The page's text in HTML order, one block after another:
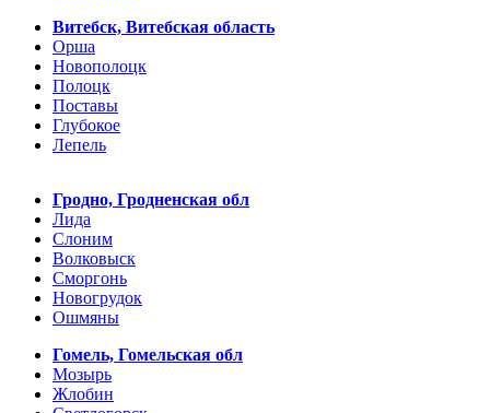
Витебск, Витебская область
Орша
Новополоцк
Полоцк
Поставы
Глубокое
Лепель
Гродно, Гродненская обл
Лида
Слоним
Волковыск
Сморгонь
Новогрудок
Ошмяны
Гомель, Гомельская обл
Мозырь
Жлобин